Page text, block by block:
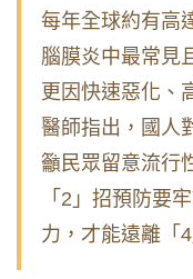
每年全球約有高
腦膜炎中最常見
更因快速惡化、
醫師指出，國人
籲民眾留意流行
「2」招預防要
力，才能遠離「